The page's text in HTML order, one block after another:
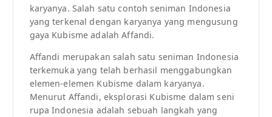
karyanya. Salah satu contoh seniman Indonesia
yang terkenal dengan karyanya yang mengusung
gaya Kubisme adalah Affandi.
Affandi merupakan salah satu seniman Indonesia
terkemuka yang telah berhasil menggabungkan
elemen-elemen Kubisme dalam karyanya.
Menurut Affandi, eksplorasi Kubisme dalam seni
rupa Indonesia adalah sebuah langkah yang